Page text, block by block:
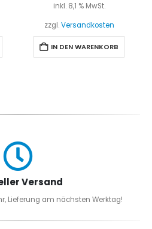
inkl. 8,1 % MwSt.
zzgl.Versandkosten
IN DEN WARENKORB
Versand
Lieferung am nächsten Werktag!